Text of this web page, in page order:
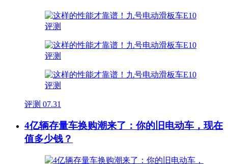
评测 07.31
4亿辆存量车换购潮来了：你的旧电动车，现在
值多少钱？